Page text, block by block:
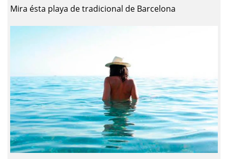
Mira ésta playa de tradicional de Barcelona